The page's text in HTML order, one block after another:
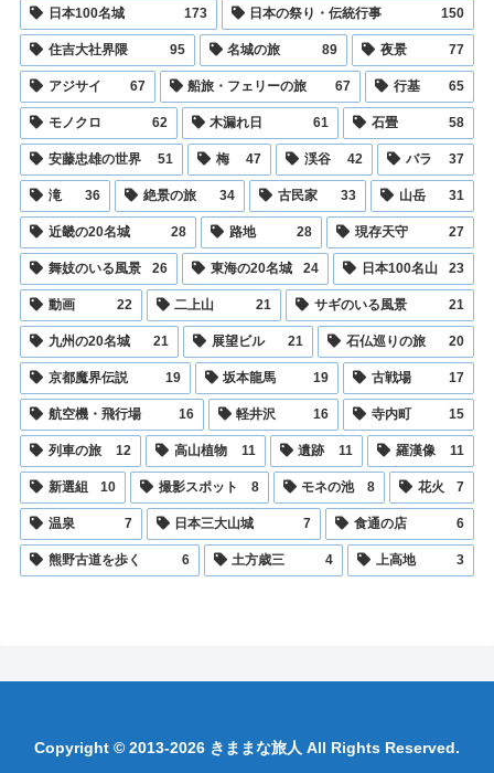
日本100名城 173 日本の祭り・伝統行事 150
住吉大社界隈 95 名城の旅 89 夜景 77
アジサイ 67 船旅・フェリーの旅 67 行基 65
モノクロ 62 木漏れ日 61 石畳 58
安藤忠雄の世界 51 梅 47 渓谷 42 バラ 37
滝 36 絶景の旅 34 古民家 33 山岳 31
近畿の20名城 28 路地 28 現存天守 27
舞妓のいる風景 26 東海の20名城 24 日本100名山 23
動画 22 二上山 21 サギのいる風景 21
九州の20名城 21 展望ビル 21 石仏巡りの旅 20
京都魔界伝説 19 坂本龍馬 19 古戦場 17
航空機・飛行場 16 軽井沢 16 寺内町 15
列車の旅 12 高山植物 11 遺跡 11 羅漢像 11
新選組 10 撮影スポット 8 モネの池 8 花火 7
温泉 7 日本三大山城 7 食通の店 6
熊野古道を歩く 6 土方歳三 4 上高地 3
Copyright © 2013-2026 きままな旅人 All Rights Reserved.